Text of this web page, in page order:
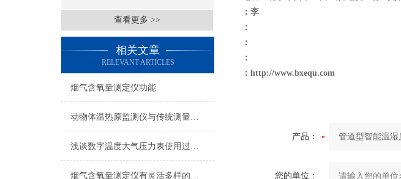
查看更多 >>
相关文章
RELEVANT ARTICLES
烟气含氧量测定仪功能
动物体温热原监测仪与传统测量方法的对比优势
浅谈数字温度大气压力表使用过程中的注意事项
烟气含氧量测定仪有灵活多样的安装方式
：李
：
：
：
： http://www.bxequ.com
产品：
您的单位：